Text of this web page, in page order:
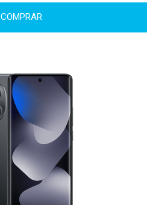
COMPRAR